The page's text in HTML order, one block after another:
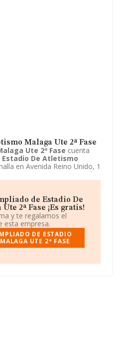
Malaga Ute 2ª Fase
Ute 2ª Fase cuenta
Estadio De Atletismo
en Avenida Reino Unido, 1
enmarca su principal
- Otras actividades
jurídica de Unión temporal
de Estadio De
2ª Fase ¡Es gratis!
y te regalamos el
esta empresa.
DE ESTADIO
UTE 2ª FASE